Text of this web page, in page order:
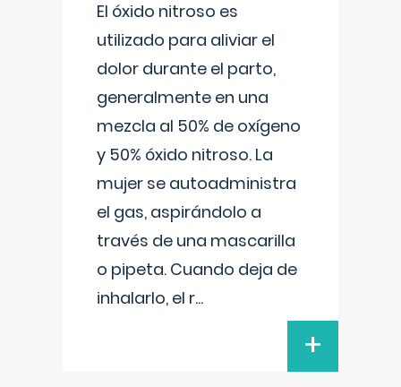
El óxido nitroso es
utilizado para aliviar el
dolor durante el parto,
generalmente en una
mezcla al 50% de oxígeno
y 50% óxido nitroso. La
mujer se autoadministra
el gas, aspirándolo a
través de una mascarilla
o pipeta. Cuando deja de
inhalarlo, el r...
+